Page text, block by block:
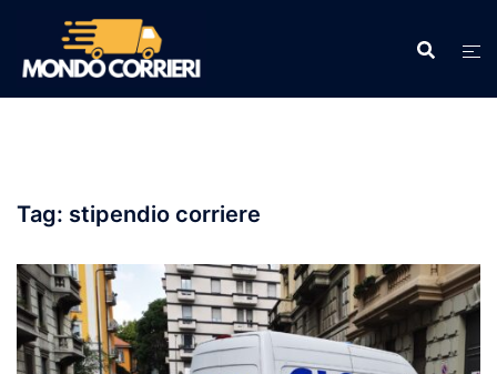
contenuto
Tag: stipendio corriere